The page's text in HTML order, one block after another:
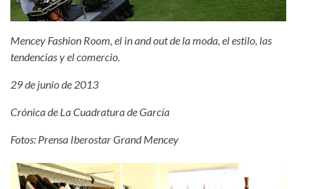
Mencey Fashion Room, el in and out de la moda, el estilo, las
tendencias y el comercio.
29 de junio de 2013
Crónica de La Cuadratura de García
Fotos: Prensa Iberostar Grand Mencey